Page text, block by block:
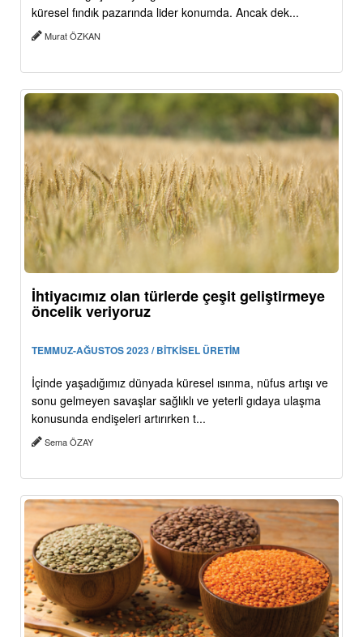
küresel fındık pazarında lider konumda. Ancak dek...
Murat ÖZKAN
İhtiyacımız olan türlerde çeşit geliştirmeye
öncelik veriyoruz
TEMMUZ-AĞUSTOS 2023 / BİTKİSEL ÜRETİM
İçinde yaşadığımız dünyada küresel ısınma, nüfus artışı ve
sonu gelmeyen savaşlar sağlıklı ve yeterli gıdaya ulaşma
konusunda endişeleri artırırken t...
Sema ÖZAY